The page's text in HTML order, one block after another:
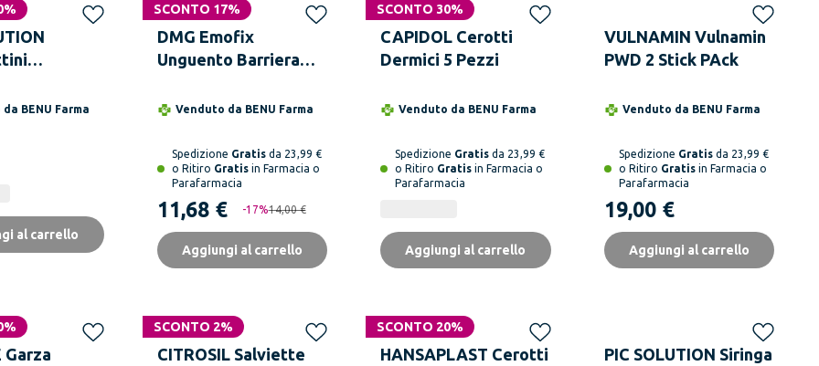
da BENU Farma
al carrello
SCONTO 17%
DMG Emofix
Unguento Barriera
Venduto da BENU Farma
Spedizione Gratisda 23,99 €
o Ritiro Gratisin Farmacia o
Parafarmacia
11,68 € -17%14,00 €
Aggiungi al carrello
SCONTO 30%
CAPIDOL Cerotti
Dermici 5 Pezzi
Venduto da BENU Farma
Spedizione Gratis da 23,99 €
o Ritiro Gratis in Farmacia o
Parafarmacia
Aggiungi al carrello
VULNAMIN Vulnamin
PWD 2 Stick PAck
Venduto da BENU Farma
Spedizione Gratisda 23,99 €
o Ritiro Gratisin Farmacia o
Parafarmacia
19,00 €
Aggiungi al carrello
Garza
SCONTO 2%
CITROSIL Salviette
SCONTO 20%
HANSAPLAST Cerotti
PIC SOLUTION Siringa